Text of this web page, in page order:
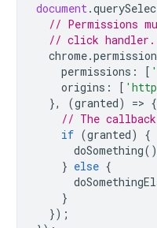
document.
// Permissions
// click handler.
chrome.
permissions : [
origins : [
},
(granted) => {
// The
if (granted)
{
doSomething
} else {
}
});